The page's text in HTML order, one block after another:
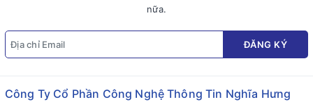
nữa.
ĐĂNG KÝ
Công Ty Cổ Phần Công Nghệ Thông Tin Nghĩa Hưng